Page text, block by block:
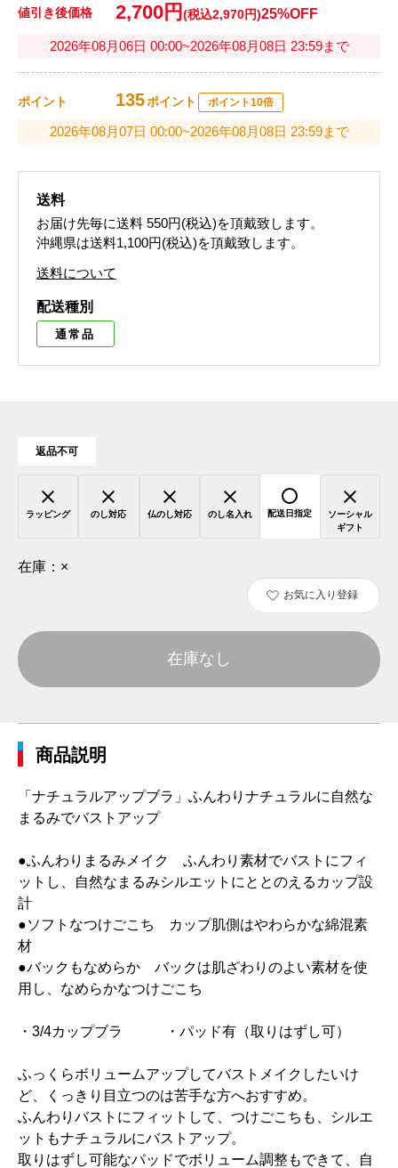
値引き後価格 2,700円 (税込2,970円)25%OFF
2026年08月06日 00:00~2026年08月08日 23:59まで
ポイント 135ポイント ポイント10倍
2026年08月07日 00:00~2026年08月08日 23:59まで
送料
お届け先毎に送料 550円(税込)を頂戴致します。
沖縄県は送料1,100円(税込)を頂戴致します。
送料について
配送種別
通常品
返品不可
ラッピング のし対応 仏のし対応 のし名入れ 配送日指定
ソーシャル
ギフト
在庫： ×
お気に入り登録
在庫なし
商品説明
「ナチュラルアップブラ」ふんわりナチュラルに自然な
まるみでバストアップ
●ふんわりまるみメイク ふんわり素材でバストにフィ
ットし、自然なまるみシルエットにととのえるカップ設
計
●ソフトなつけごこち カップ肌側はやわらかな綿混素
材
●バックもなめらか バックは肌ざわりのよい素材を使
用し、なめらかなつけごこち
・3/4カップブラ ・パッド有（取りはずし可）
ふっくらボリュームアップしてバストメイクしたいけ
ど、くっきり目立つのは苦手な方へおすすめ。
ふんわりバストにフィットして、つけごこちも、シルエ
ットもナチュラルにバストアップ。
取りはずし可能なパッドでボリューム調整もできて、自